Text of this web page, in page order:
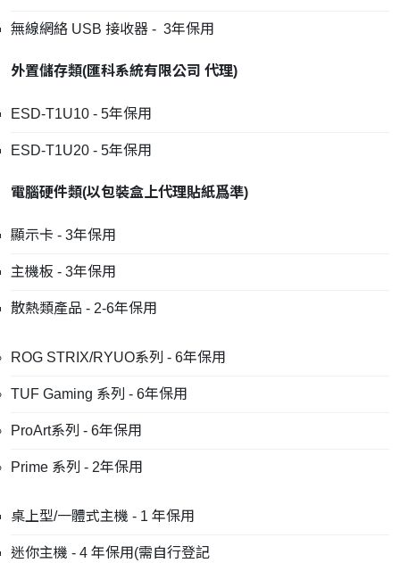
無線網絡 USB 接收器 - 3年保用
外置儲存類(匯科系統有限公司 代理)
ESD-T1U10 - 5年保用
ESD-T1U20 - 5年保用
電腦硬件類(以包裝盒上代理貼紙爲準)
顯示卡 - 3年保用
主機板 - 3年保用
散熱類產品 - 2-6年保用
ROG STRIX/RYUO系列 - 6年保用
TUF Gaming 系列 - 6年保用
ProArt系列 - 6年保用
Prime 系列 - 2年保用
桌上型/一體式主機 - 1 年保用
迷你主機 - 4 年保用(需自行登記